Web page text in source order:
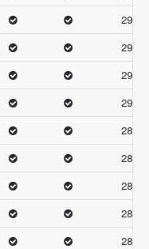
29
29
29
29
28.66
28.66
28.66
28.66
28.66